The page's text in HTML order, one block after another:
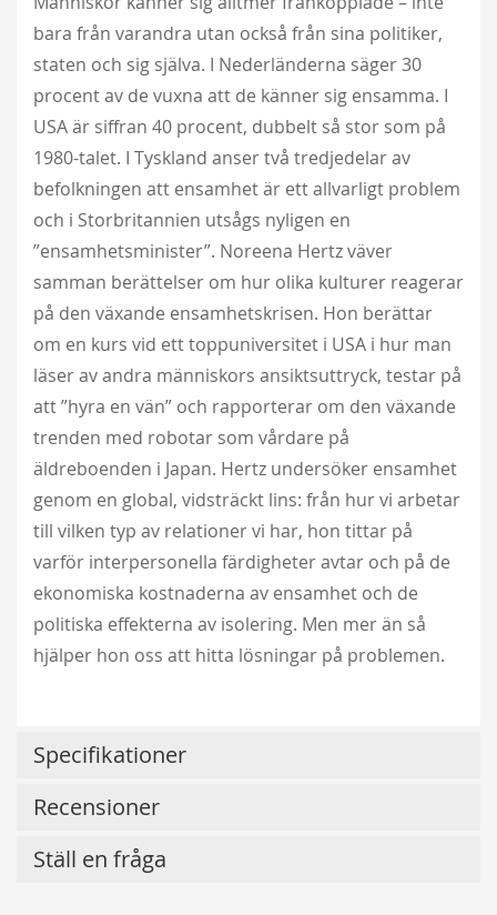
bara från varandra utan också från sina politiker,
staten och sig själva. I Nederländerna säger 30
procent av de vuxna att de känner sig ensamma. I
USA är siffran 40 procent, dubbelt så stor som på
1980-talet. I Tyskland anser två tredjedelar av
befolkningen att ensamhet är ett allvarligt problem
och i Storbritannien utsågs nyligen en
”ensamhetsminister”. Noreena Hertz väver
samman berättelser om hur olika kulturer reagerar
på den växande ensamhetskrisen. Hon berättar
om en kurs vid ett toppuniversitet i USA i hur man
läser av andra människors ansiktsuttryck, testar på
att ”hyra en vän” och rapporterar om den växande
trenden med robotar som vårdare på
äldreboenden i Japan. Hertz undersöker ensamhet
genom en global, vidsträckt lins: från hur vi arbetar
till vilken typ av relationer vi har, hon tittar på
varför interpersonella färdigheter avtar och på de
ekonomiska kostnaderna av ensamhet och de
politiska effekterna av isolering. Men mer än så
hjälper hon oss att hitta lösningar på problemen.
Specifikationer
Recensioner
Ställ en fråga